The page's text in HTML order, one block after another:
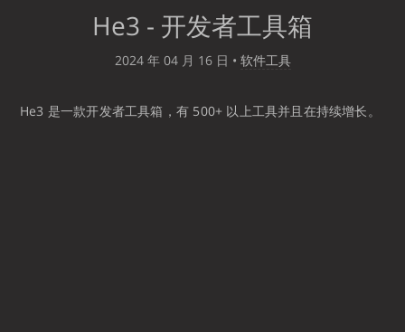
He3 - 开发者工具箱
2024 年 04 月 16 日 • 软件工具
He3 是一款开发者工具箱，有 500+ 以上工具并且在持续增长。